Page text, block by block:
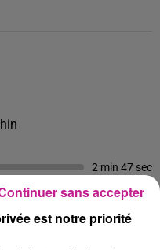
2 min 47 sec
est notre priorité
sans accepter